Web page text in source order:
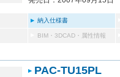
納入仕様書
BIM・3DCAD・属性情報
PAC-TU15PL